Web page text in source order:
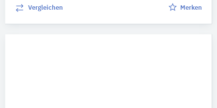
Vergleichen Merken